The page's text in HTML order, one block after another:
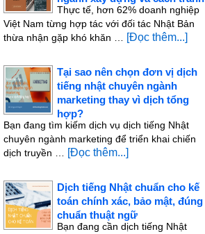
Thực tế, hơn 62% doanh nghiệp
Việt Nam từng hợp tác với đối tác Nhật Bản
thừa nhận gặp khó khăn …
[Đọc thêm...]
Tại sao nên chọn đơn vị dịch
tiếng nhật chuyên ngành
marketing thay vì dịch tổng
hợp?
Bạn đang tìm kiếm dịch vụ dịch tiếng Nhật
chuyên ngành marketing để triển khai chiến
dịch truyền …
[Đọc thêm...]
Dịch tiếng Nhật chuẩn cho kế
toán chính xác, bảo mật, đúng
chuẩn thuật ngữ
Bạn đang cần dịch tiếng Nhật